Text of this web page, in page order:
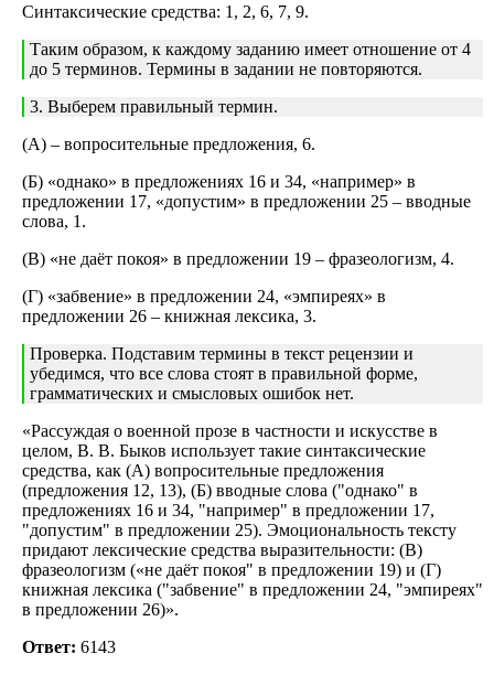
Синтаксические средства: 1, 2, 6, 7, 9.
Таким образом, к каждому заданию имеет отношение от 4
до 5 терминов. Термины в задании не повторяются.
3. Выберем правильный термин.
(А) – вопросительные предложения, 6.
(Б) «однако» в предложениях 16 и 34, «например» в
предложении 17, «допустим» в предложении 25 – вводные
слова, 1.
(В) «не даёт покоя» в предложении 19 – фразеологизм, 4.
(Г) «забвение» в предложении 24, «эмпиреях» в
предложении 26 – книжная лексика, 3.
Проверка. Подставим термины в текст рецензии и
убедимся, что все слова стоят в правильной форме,
грамматических и смысловых ошибок нет.
«Рассуждая о военной прозе в частности и искусстве в
целом, В. В. Быков использует такие синтаксические
средства, как (А) вопросительные предложения
(предложения 12, 13), (Б) вводные слова ("однако" в
предложениях 16 и 34, "например" в предложении 17,
"допустим" в предложении 25). Эмоциональность тексту
придают лексические средства выразительности: (В)
фразеологизм («не даёт покоя" в предложении 19) и (Г)
книжная лексика ("забвение" в предложении 24, "эмпиреях"
в предложении 26)».
Ответ: 6143